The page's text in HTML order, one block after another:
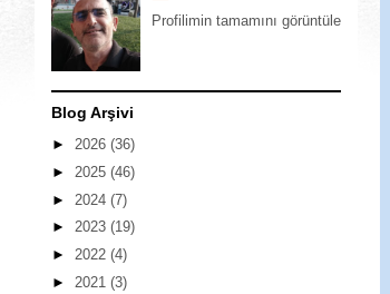
Profilimin tamamını görüntüle
Blog Arşivi
► 2026 (36)
► 2025 (46)
► 2024 (7)
► 2023 (19)
► 2022 (4)
► 2021 (3)